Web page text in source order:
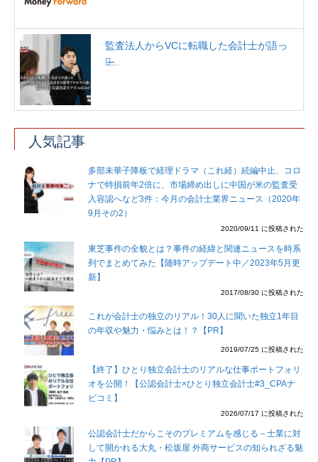
監査法人からVCに転職した会計士が語っ
た̶...
人気記事
多部未華子降板で経理ドラマ（これ経）続編中止、コロ
ナで特損前年2倍に、市場締め出しに中国が米の監査受
入容認へなど3件：今月の会計士業界ニュース（2020年
9月その2）
2020/09/11 に投稿された
東芝事件の全貌とは？事件の経緯と関連ニュースを時系
列でまとめてみた【随時アップデート中／2023年5月更
新】
2017/08/30 に投稿された
これが会計士の独立のリアル！30人に聞いた独立1年目
の年収や魅力・悩みとは！？【PR】
2019/07/25 に投稿された
【終了】ひとり独立会計士のリアルな仕事ポートフォリ
オを公開！【公認会計士×ひとり独立会計士#3_CPAナ
ビコミ】
2026/07/17 に投稿された
公認会計士だからこそのプレミアムを感じる－士業に対
して開かれる大丸・松坂屋 外商サービスの知られざる魅